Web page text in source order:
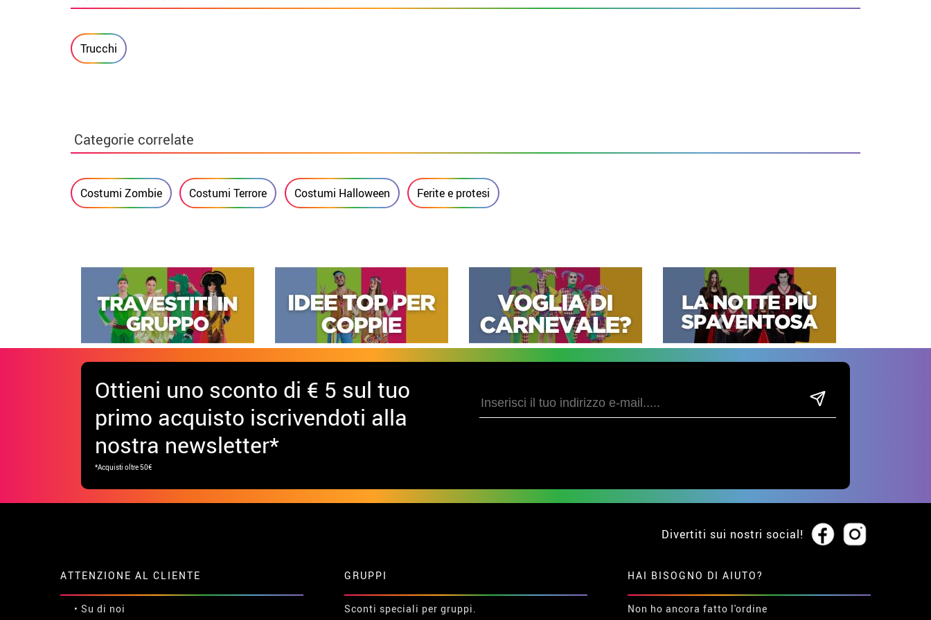
Trucchi
Categorie correlate
Costumi Zombie Costumi Terrore Costumi Halloween Ferite e protesi
Ottieni uno sconto di € 5 sul tuo
primo acquisto iscrivendoti alla
nostra newsletter*
*Acquisti oltre 50€
Divertiti sui nostri social!
ATTENZIONE AL CLIENTE
• Su di noi
GRUPPI
Sconti speciali per gruppi.
HAI BISOGNO DI AIUTO?
Non ho ancora fatto l'ordine